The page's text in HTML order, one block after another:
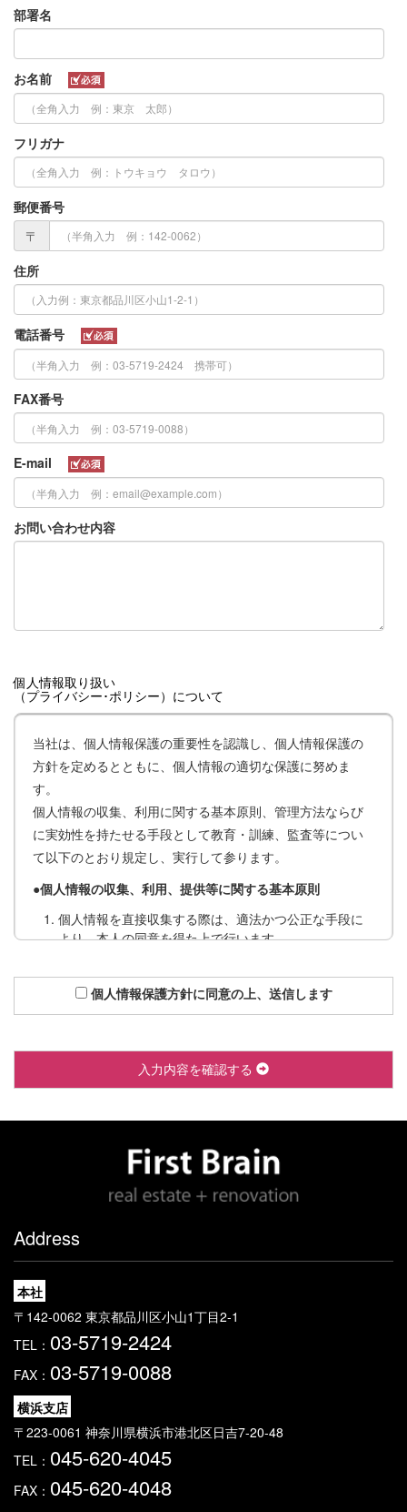
部署名
お名前
フリガナ
郵便番号
〒
住所
電話番号
FAX番号
E-mail
お問い合わせ内容
個人情報取り扱い
（プライバシー･ポリシー）について
当社は、個人情報保護の重要性を認識し、個人情報保護の
方針を定めるとともに、個人情報の適切な保護に努めま
す。
個人情報の収集、利用に関する基本原則、管理方法ならび
に実効性を持たせる手段として教育・訓練、監査等につい
て以下のとおり規定し、実行して参ります。
●個人情報の収集、利用、提供等に関する基本原則
個人情報を直接収集する際は、適法かつ公正な手段に
より、本人の同意を得た上で行います。
ために必要な範囲内にとどめます。
個人の利益を侵害する可能性が高い機微な情報は、本
当社が個人情報の処理を伴う業務を外部から受託する
場合や外部へ委託する場合は、個人情報に関する秘密
約終了時の個人情報の返却および消去等について定
個人情報は、本人の同意を得た範囲内で利用、提供し
の措置を講じます。
個人情報の処理を伴う業務を外部から受託する場合
は、委託者が個人情報を入手した際、本人の同意を得
た上で、適法かつ公正な手段によって収集したもので
あることを確認します。
●法令及びその他の規範について
当社は、個人情報の保護に関係する日本の法令及びその他
の規範を遵守し、本方針の継続的改善に努めます。
個人情報保護方針に同意の上、送信します
入力内容を確認する
Address
本社
〒142-0062 東京都品川区小山1丁目2-1
TEL： 03-5719-2424
FAX： 03-5719-0088
横浜支店
〒223-0061 神奈川県横浜市港北区日吉7-20-48
TEL： 045-620-4045
FAX： 045-620-4048